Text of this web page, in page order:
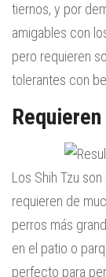
tiernos, y por
amigables con
pero requieren
tolerantes con
Los Shih Tzu
requieren de
perros más
en el patio o
perfecto para